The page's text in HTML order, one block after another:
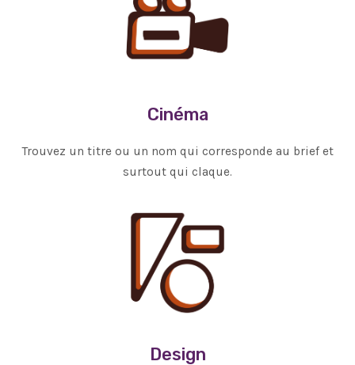
Cinéma
Trouvez un titre ou un nom qui corresponde au brief et
surtout qui claque.
Design